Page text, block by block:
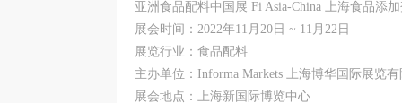
亚洲食品配料中国展 Fi Asia-China 上海食品添
展会时间：2022年11月20日 ~ 11月22日
展览行业：食品配料
主办单位：Informa Markets 上海博华国际展览
展会地点：上海新国际博览中心